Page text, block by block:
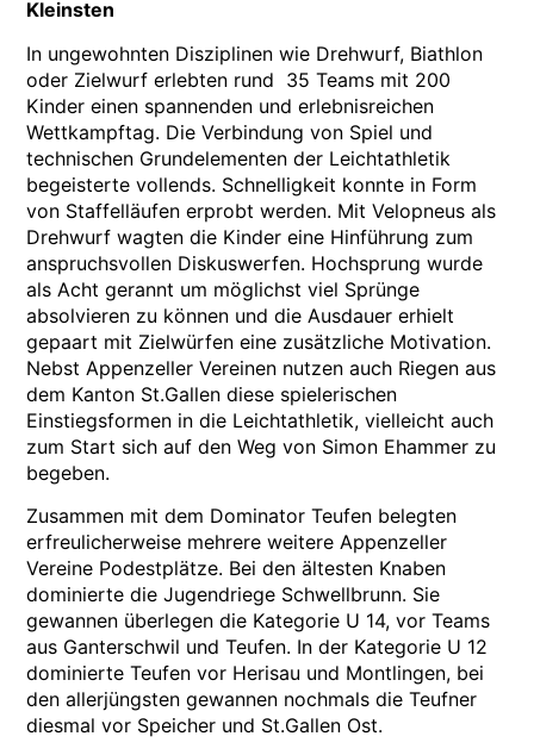
Kleinsten
In ungewohnten Disziplinen wie Drehwurf, Biathlon
oder Zielwurf erlebten rund 35 Teams mit 200
Kinder einen spannenden und erlebnisreichen
Wettkampftag. Die Verbindung von Spiel und
technischen Grundelementen der Leichtathletik
begeisterte vollends. Schnelligkeit konnte in Form
von Staffelläufen erprobt werden. Mit Velopneus als
Drehwurf wagten die Kinder eine Hinführung zum
anspruchsvollen Diskuswerfen. Hochsprung wurde
als Acht gerannt um möglichst viel Sprünge
absolvieren zu können und die Ausdauer erhielt
gepaart mit Zielwürfen eine zusätzliche Motivation.
Nebst Appenzeller Vereinen nutzen auch Riegen aus
dem Kanton St.Gallen diese spielerischen
Einstiegsformen in die Leichtathletik, vielleicht auch
zum Start sich auf den Weg von Simon Ehammer zu
begeben.
Zusammen mit dem Dominator Teufen belegten
erfreulicherweise mehrere weitere Appenzeller
Vereine Podestplätze. Bei den ältesten Knaben
dominierte die Jugendriege Schwellbrunn. Sie
gewannen überlegen die Kategorie U 14, vor Teams
aus Ganterschwil und Teufen. In der Kategorie U 12
dominierte Teufen vor Herisau und Montlingen, bei
den allerjüngsten gewannen nochmals die Teufner
diesmal vor Speicher und St.Gallen Ost.